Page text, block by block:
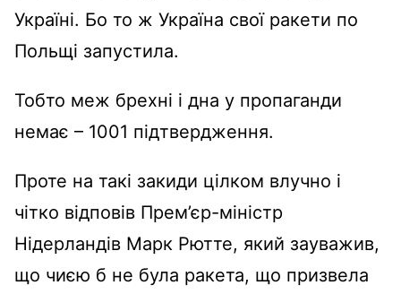
Україні. Бо то ж Україна свої ракети по
Польщі запустила.
Тобто меж брехні і дна у пропаганди
немає – 1001 підтвердження.
Проте на такі закиди цілком влучно і
чітко відповів Прем’єр-міністр
Нідерландів Марк Рютте, який зауважив,
що чиєю б не була ракета, що призвела